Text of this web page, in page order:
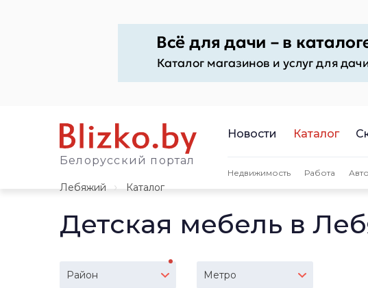
Белорусский портал
Новости Каталог
Недвижимость Работа Авто
Лебяжий
Каталог
Детская мебель в
Район Метро